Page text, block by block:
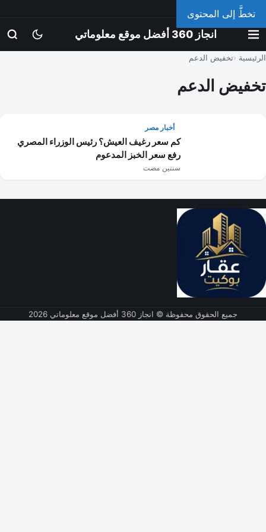
تخطَّ إلى المحتوى
الجمعة، 7 أغسطس 2026
انجاز 360 أفضل موقع معلوماتي
الرئيسية تخفيض الدعم
تخفيض الدعم
أخبار مصر
كم سعر رغيف العيش؟ رئيس الوزراء المصري
رفع سعر الخبز المدعوم
سنتين مضت
جميع الحقوق محفوظة © انجاز 360 أفضل موقع معلوماتي 2026